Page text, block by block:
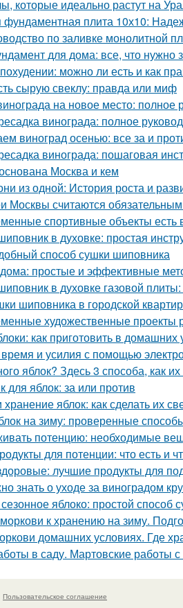
которые идеально растут на
плита 10х10:
по заливке монолитной
для дома: все, что нужно
можно ли есть и как
сырую свеклу: правда или миф
на новое место: полное
винограда: полное
виноград осенью: все за и
винограда: пошаговая
Москва и кем
из одной: История роста и
Москвы считаются
спортивные объекты
в духовке: простая
способ сушки шиповника
простые и эффективные
в духовке газовой
шиповника в городской
художественные проекты
как приготовить в домашних
и усилия с помощью
яблок? Здесь 3 способа, как их
для яблок: за или против
хранение яблок: как сделать их
на зиму: проверенные
потенцию: необходимые
для потенции: что есть и
лучшие продукты для
знать о уходе за виноградом
яблоко: простой
к хранению на зиму.
домашних условиях. Где
в саду. Мартовские работы
Пользовательское соглашение